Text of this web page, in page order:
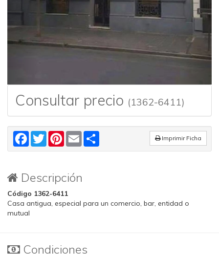
Consultar precio (1362-6411)
Facebook
TwitterPinterestEmail Imprimir Ficha
Descripción
Código 1362-6411
Casa antigua, especial para un comercio, bar, entidad o
mutual
Condiciones